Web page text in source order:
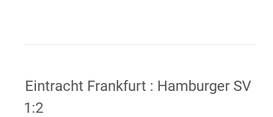
Eintracht Frankfurt : Hamburger SV
1:2